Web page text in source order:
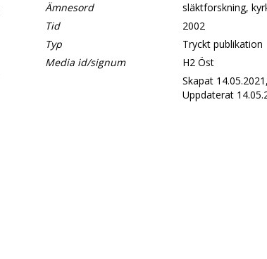
Ämnesord
släktforskning,
Tid
2002
Typ
Tryckt publikation
Media id/signum
H2 Öst
Skapat
Uppdaterat